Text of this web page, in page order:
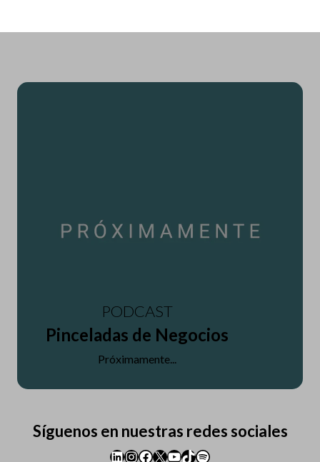
PODCAST
Pinceladas de Negocios
Próximamente...
Síguenos en nuestras redes sociales
LinkedIn
Instagram
Facebook
X YouTube
TikTok
Spotify